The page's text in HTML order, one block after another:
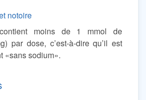
notoire
contient moins de 1 mmol de
par dose, c’est-à-dire qu’il est
«sans sodium».